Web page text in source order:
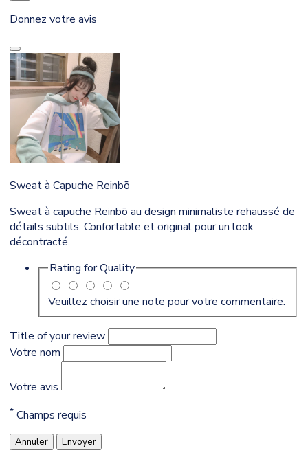
Donnez votre avis
Sweat à Capuche Reinbō
Sweat à capuche Reinbō au design minimaliste rehaussé de
détails subtils. Confortable et original pour un look
décontracté.
Rating forQuality
Veuillez choisir une note pour votre commentaire.
Title of your review
Votre nom
Votre avis
* Champs requis
Annuler Envoyer